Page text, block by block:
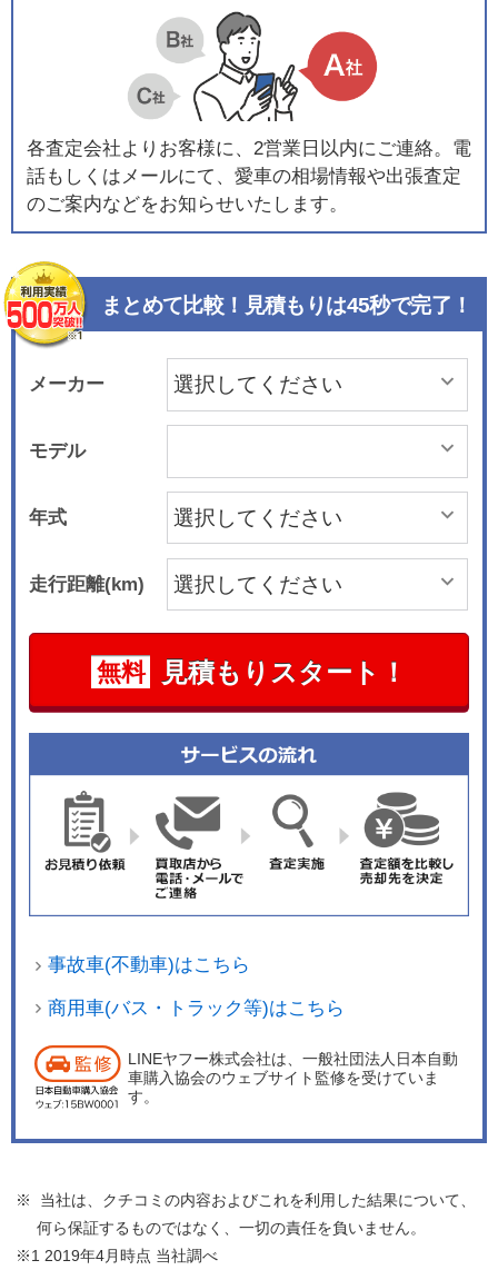
各査定会社よりお客様に、2営業日以内にご連絡。電
話もしくはメールにて、愛車の相場情報や出張査定
のご案内などをお知らせいたします。
まとめて比較！見積もりは45秒で完了！
メーカー
モデル
年式
走行距離(km)
無料 見積もりスタート！
事故車(不動車)はこちら
商用車(バス・トラック等)はこちら
LINEヤフー株式会社は、一般社団法人日本自動
車購入協会のウェブサイト監修を受けていま
す。
※ 当社は、クチコミの内容およびこれを利用した結果について、
何ら保証するものではなく、一切の責任を負いません。
※1 2019年4月時点 当社調べ